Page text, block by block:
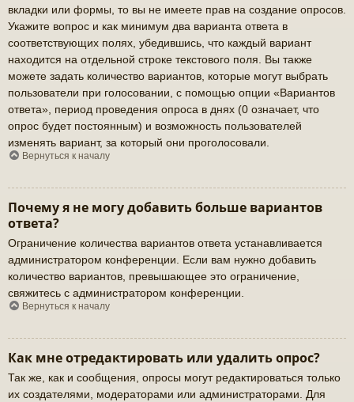
вкладки или формы, то вы не имеете прав на создание опросов.
Укажите вопрос и как минимум два варианта ответа в
соответствующих полях, убедившись, что каждый вариант
находится на отдельной строке текстового поля. Вы также
можете задать количество вариантов, которые могут выбрать
пользователи при голосовании, с помощью опции «Вариантов
ответа», период проведения опроса в днях (0 означает, что
опрос будет постоянным) и возможность пользователей
изменять вариант, за который они проголосовали.
Вернуться к началу
Почему я не могу добавить больше вариантов
ответа?
Ограничение количества вариантов ответа устанавливается
администратором конференции. Если вам нужно добавить
количество вариантов, превышающее это ограничение,
свяжитесь с администратором конференции.
Вернуться к началу
Как мне отредактировать или удалить опрос?
Так же, как и сообщения, опросы могут редактироваться только
их создателями, модераторами или администраторами. Для